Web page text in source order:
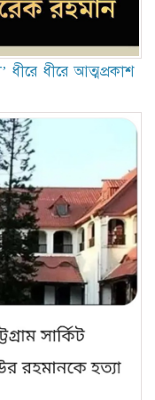
ধীরে ধীরে আত্মপ্রকাশ